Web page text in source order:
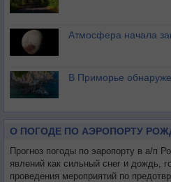
Атмосфера начала
В Приморье
О ПОГОДЕ ПО АЭРОПОРТУ
Прогноз погоды по эаропорту в а/п
явлений как сильный снег и дождь,
проведения мероприятий по